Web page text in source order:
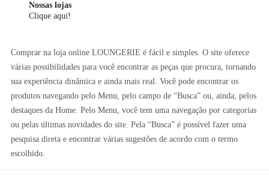
Nossas lojas
Clique aqui!
Comprar na loja online LOUNGERIE é fácil e simples. O site oferece
várias possibilidades para você encontrar as peças que procura, tornando
sua experiência dinâmica e ainda mais real. Você pode encontrar os
produtos navegando pelo Menu, pelo campo de “Busca” ou, ainda, pelos
destaques da Home. Pelo Menu, você tem uma navegação por categorias
ou pelas últimas novidades do site. Pela “Busca” é possível fazer uma
pesquisa direta e encontrar várias sugestões de acordo com o termo
escolhido.